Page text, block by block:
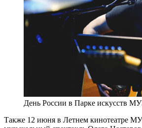
День России в Парке искусств
Также 12 июня в Летнем кинотеатре